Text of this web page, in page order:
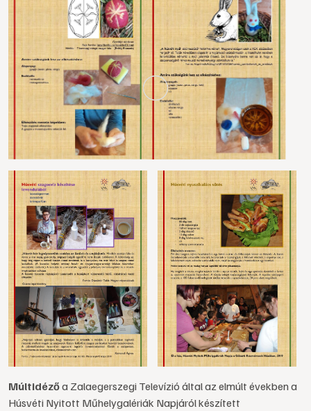
Múltidézőa Zalaegerszegi Televízió által az elmúlt években a
Húsvéti Nyitott Műhelygalériák Napjáról készített